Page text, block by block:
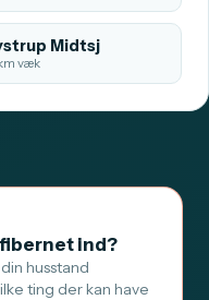
Midtsj
væk
ind?
husstand
ting der kan have